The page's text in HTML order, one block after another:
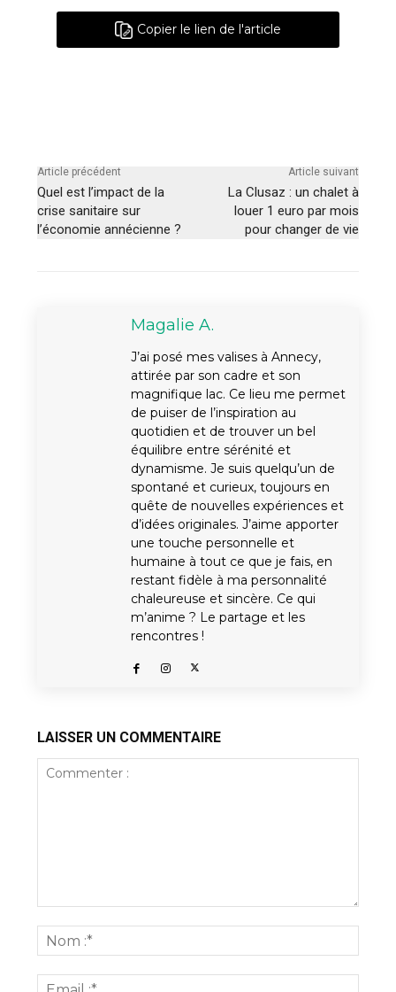
Copier le lien de l'article
Article précédent
Quel est l’impact de la
crise sanitaire sur
l’économie annécienne ?
Article suivant
La Clusaz : un chalet à
louer 1 euro par mois
pour changer de vie
Magalie A.
J’ai posé mes valises à Annecy,
attirée par son cadre et son
magnifique lac. Ce lieu me permet
de puiser de l’inspiration au
quotidien et de trouver un bel
équilibre entre sérénité et
dynamisme. Je suis quelqu’un de
spontané et curieux, toujours en
quête de nouvelles expériences et
d’idées originales. J’aime apporter
une touche personnelle et
humaine à tout ce que je fais, en
restant fidèle à ma personnalité
chaleureuse et sincère. Ce qui
m’anime ? Le partage et les
rencontres !
LAISSER UN COMMENTAIRE
:*